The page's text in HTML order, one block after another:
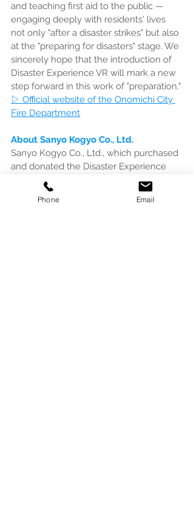
and teaching first aid to the public —
engaging deeply with residents' lives
not only "after a disaster strikes" but also
at the "preparing for disasters" stage. We
sincerely hope that the introduction of
Disaster Experience VR will mark a new
step forward in this work of "preparation."
▷ Official website of the Onomichi City
Fire Department
About Sanyo Kogyo Co., Ltd.
Sanyo Kogyo Co., Ltd., which purchased
and donated the Disaster Experience
VR, is a company that operates from its
base in Onomichi while playing on a
national stage.
Phone Email